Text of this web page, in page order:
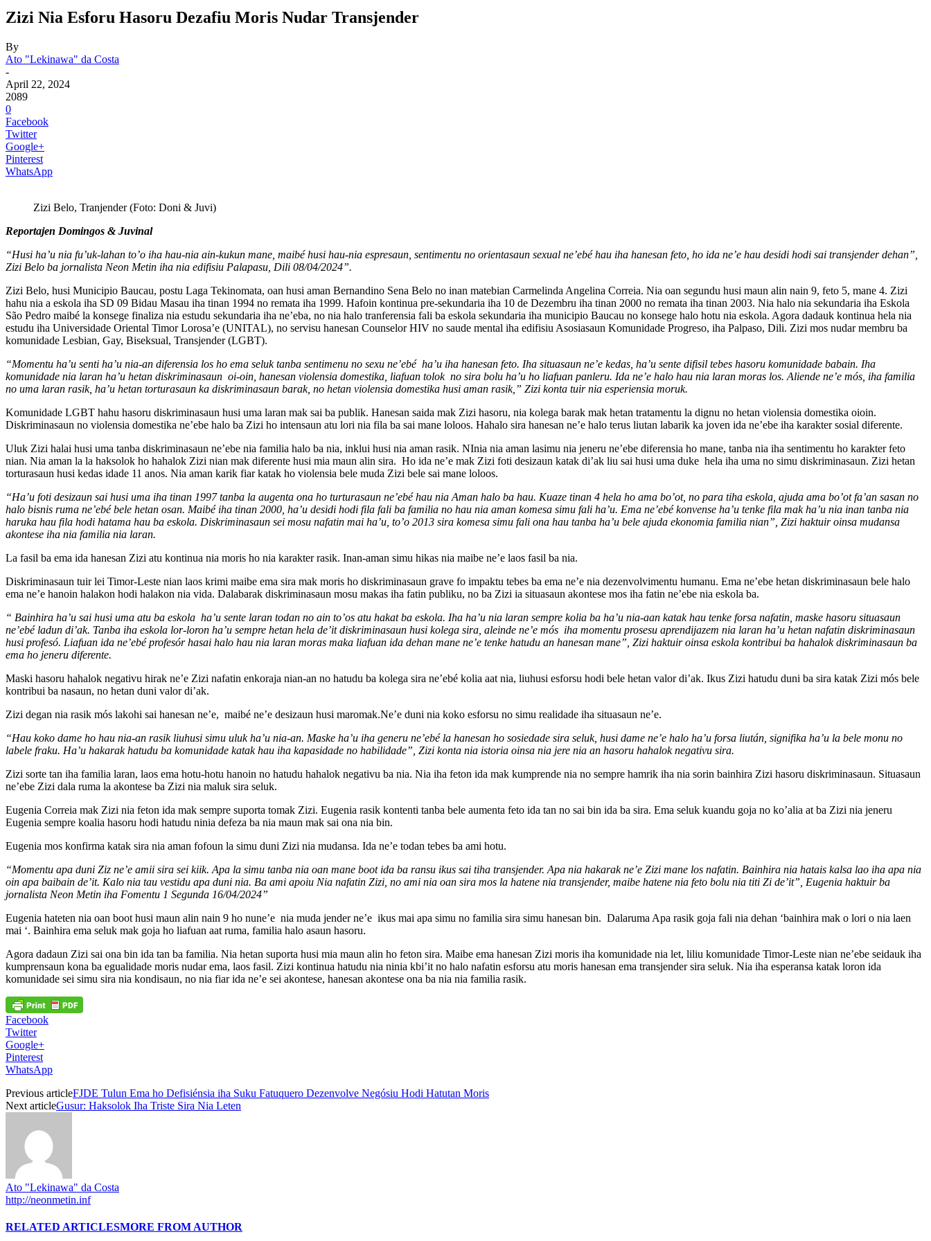
Zizi Nia Esforu Hasoru Dezafiu Moris Nudar Transjender
By
Ato "Lekinawa" da Costa
-
April 22, 2024
2089
0
Facebook
Twitter
Google+
Pinterest
WhatsApp
Zizi Belo, Tranjender (Foto: Doni & Juvi)
Reportajen Domingos & Juvinal
“Husi ha’u nia fu’uk-lahan to’o iha hau-nia ain-kukun mane, maibé husi hau-nia espresaun, sentimentu no orientasaun sexual ne’ebé hau iha hanesan feto, ho ida ne’e hau desidi hodi sai transjender dehan”,
Zizi Belo ba jornalista Neon Metin iha nia edifisiu Palapasu, Dili 08/04/2024”.
Zizi Belo, husi Municipio Baucau, postu Laga Tekinomata, oan husi aman Bernandino Sena Belo no inan matebian Carmelinda Angelina Correia. Nia oan segundu husi maun alin nain 9, feto 5, mane 4. Zizi
hahu nia a eskola iha SD 09 Bidau Masau iha tinan 1994 no remata iha 1999. Hafoin kontinua pre-sekundaria iha 10 de Dezembru iha tinan 2000 no remata iha tinan 2003. Nia halo nia sekundaria iha Eskola
São Pedro maibé la konsege finaliza nia estudu sekundaria iha ne’eba, no nia halo tranferensia fali ba eskola sekundaria iha municipio Baucau no konsege halo hotu nia eskola. Agora dadauk kontinua hela nia
estudu iha Universidade Oriental Timor Lorosa’e (UNITAL), no servisu hanesan Counselor HIV no saude mental iha edifisiu Asosiasaun Komunidade Progreso, iha Palpaso, Dili. Zizi mos nudar membru ba
komunidade Lesbian, Gay, Biseksual, Transjender (LGBT).
“Momentu ha’u senti ha’u nia-an diferensia los ho ema seluk tanba sentimenu no sexu ne’ebé ha’u iha hanesan feto. Iha situasaun ne’e kedas, ha’u sente difisil tebes hasoru komunidade babain. Iha
komunidade nia laran ha’u hetan diskriminasaun oi-oin, hanesan violensia domestika, liafuan tolok no sira bolu ha’u ho liafuan panleru. Ida ne’e halo hau nia laran moras los. Aliende ne’e mós, iha familia
no uma laran rasik, ha’u hetan torturasaun ka diskriminasaun barak, no hetan violensia domestika husi aman rasik,” Zizi konta tuir nia esperiensia moruk.
Komunidade LGBT hahu hasoru diskriminasaun husi uma laran mak sai ba publik. Hanesan saida mak Zizi hasoru, nia kolega barak mak hetan tratamentu la dignu no hetan violensia domestika oioin.
Diskriminasaun no violensia domestika ne’ebe halo ba Zizi ho intensaun atu lori nia fila ba sai mane loloos. Hahalo sira hanesan ne’e halo terus liutan labarik ka joven ida ne’ebe iha karakter sosial diferente.
Uluk Zizi halai husi uma tanba diskriminasaun ne’ebe nia familia halo ba nia, inklui husi nia aman rasik. NInia nia aman lasimu nia jeneru ne’ebe diferensia ho mane, tanba nia iha sentimentu ho karakter feto
nian. Nia aman la la haksolok ho hahalok Zizi nian mak diferente husi mia maun alin sira. Ho ida ne’e mak Zizi foti desizaun katak di’ak liu sai husi uma duke hela iha uma no simu diskriminasaun. Zizi hetan
torturasaun husi kedas idade 11 anos. Nia aman karik fiar katak ho violensia bele muda Zizi bele sai mane loloos.
“Ha’u foti desizaun sai husi uma iha tinan 1997 tanba la augenta ona ho turturasaun ne’ebé hau nia Aman halo ba hau. Kuaze tinan 4 hela ho ama bo’ot, no para tiha eskola, ajuda ama bo’ot fa’an sasan no
halo bisnis ruma ne’ebé bele hetan osan. Maibé iha tinan 2000, ha’u desidi hodi fila fali ba familia no hau nia aman komesa simu fali ha’u. Ema ne’ebé konvense ha’u tenke fila mak ha’u nia inan tanba nia
haruka hau fila hodi hatama hau ba eskola. Diskriminasaun sei mosu nafatin mai ha’u, to’o 2013 sira komesa simu fali ona hau tanba ha’u bele ajuda ekonomia familia nian”, Zizi haktuir oinsa mudansa
akontese iha nia familia nia laran.
La fasil ba ema ida hanesan Zizi atu kontinua nia moris ho nia karakter rasik. Inan-aman simu hikas nia maibe ne’e laos fasil ba nia.
Diskriminasaun tuir lei Timor-Leste nian laos krimi maibe ema sira mak moris ho diskriminasaun grave fo impaktu tebes ba ema ne’e nia dezenvolvimentu humanu. Ema ne’ebe hetan diskriminasaun bele halo
ema ne’e hanoin halakon hodi halakon nia vida. Dalabarak diskriminasaun mosu makas iha fatin publiku, no ba Zizi ia situasaun akontese mos iha fatin ne’ebe nia eskola ba.
“ Bainhira ha’u sai husi uma atu ba eskola ha’u sente laran todan no ain to’os atu hakat ba eskola. Iha ha’u nia laran sempre kolia ba ha’u nia-aan katak hau tenke forsa nafatin, maske hasoru situasaun
ne’ebé ladun di’ak. Tanba iha eskola lor-loron ha’u sempre hetan hela de’it diskriminasaun husi kolega sira, aleinde ne’e mós iha momentu prosesu aprendijazem nia laran ha’u hetan nafatin diskriminasaun
husi profesó. Liafuan ida ne’ebé profesór hasai halo hau nia laran moras maka liafuan ida dehan mane ne’e tenke hatudu an hanesan mane”, Zizi haktuir oinsa eskola kontribui ba hahalok diskriminasaun ba
ema ho jeneru diferente.
Maski hasoru hahalok negativu hirak ne’e Zizi nafatin enkoraja nian-an no hatudu ba kolega sira ne’ebé kolia aat nia, liuhusi esforsu hodi bele hetan valor di’ak. Ikus Zizi hatudu duni ba sira katak Zizi mós bele
kontribui ba nasaun, no hetan duni valor di’ak.
Zizi degan nia rasik mós lakohi sai hanesan ne’e, maibé ne’e desizaun husi maromak.Ne’e duni nia koko esforsu no simu realidade iha situasaun ne’e.
“Hau koko dame ho hau nia-an rasik liuhusi simu uluk ha’u nia-an. Maske ha’u iha generu ne’ebé la hanesan ho sosiedade sira seluk, husi dame ne’e halo ha’u forsa liután, signifika ha’u la bele monu no
labele fraku. Ha’u hakarak hatudu ba komunidade katak hau iha kapasidade no habilidade”, Zizi konta nia istoria oinsa nia jere nia an hasoru hahalok negativu sira.
Zizi sorte tan iha familia laran, laos ema hotu-hotu hanoin no hatudu hahalok negativu ba nia. Nia iha feton ida mak kumprende nia no sempre hamrik iha nia sorin bainhira Zizi hasoru diskriminasaun. Situasaun
ne’ebe Zizi dala ruma la akontese ba Zizi nia maluk sira seluk.
Eugenia Correia mak Zizi nia feton ida mak sempre suporta tomak Zizi. Eugenia rasik kontenti tanba bele aumenta feto ida tan no sai bin ida ba sira. Ema seluk kuandu goja no ko’alia at ba Zizi nia jeneru
Eugenia sempre koalia hasoru hodi hatudu ninia defeza ba nia maun mak sai ona nia bin.
Eugenia mos konfirma katak sira nia aman fofoun la simu duni Zizi nia mudansa. Ida ne’e todan tebes ba ami hotu.
“Momentu apa duni Ziz ne’e amii sira sei kiik. Apa la simu tanba nia oan mane boot ida ba ransu ikus sai tiha transjender. Apa nia hakarak ne’e Zizi mane los nafatin. Bainhira nia hatais kalsa lao iha apa nia
oin apa baibain de’it. Kalo nia tau vestidu apa duni nia. Ba ami apoiu Nia nafatin Zizi, no ami nia oan sira mos la hatene nia transjender, maibe hatene nia feto bolu nia titi Zi de’it”, Eugenia haktuir ba
jornalista Neon Metin iha Fomentu 1 Segunda 16/04/2024”
Eugenia hateten nia oan boot husi maun alin nain 9 ho nune’e nia muda jender ne’e ikus mai apa simu no familia sira simu hanesan bin. Dalaruma Apa rasik goja fali nia dehan ‘bainhira mak o lori o nia laen
mai ‘. Bainhira ema seluk mak goja ho liafuan aat ruma, familia halo asaun hasoru.
Agora dadaun Zizi sai ona bin ida tan ba familia. Nia hetan suporta husi mia maun alin ho feton sira. Maibe ema hanesan Zizi moris iha komunidade nia let, liliu komunidade Timor-Leste nian ne’ebe seidauk iha
kumprensaun kona ba egualidade moris nudar ema, laos fasil. Zizi kontinua hatudu nia ninia kbi’it no halo nafatin esforsu atu moris hanesan ema transjender sira seluk. Nia iha esperansa katak loron ida
komunidade sei simu sira nia kondisaun, no nia fiar ida ne’e sei akontese, hanesan akontese ona ba nia nia familia rasik.
Facebook
Twitter
Google+
Pinterest
WhatsApp
Previous articleFJDE Tulun Ema ho Defisiénsia iha Suku Fatuquero Dezenvolve Negósiu Hodi Hatutan Moris
Next articleGusur: Haksolok Iha Triste Sira Nia Leten
Ato "Lekinawa" da Costa
http://neonmetin.inf
RELATED ARTICLESMORE FROM AUTHOR